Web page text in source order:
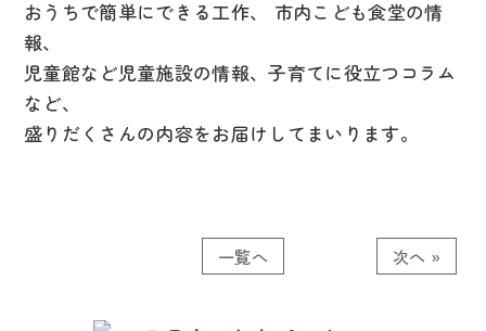
おうちで簡単にできる工作、 市内こども食堂の情
報、
児童館など児童施設の情報、子育てに役立つコラム
など、
盛りだくさんの内容をお届けしてまいります。
一覧へ 次へ »